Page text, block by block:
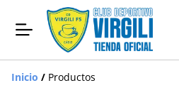
Inicio / Productos